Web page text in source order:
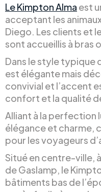
Le Kimpton Alma est
acceptant les
Diego. Les clients et
sont accueillis à bras
Dans le style typique
est élégante mais
convivial et l’accent
confort et la qualité
Alliant à la perfection
élégance et charme,
pour les voyageurs
Situé en centre-ville,
de Gaslamp, le
bâtiments bas de